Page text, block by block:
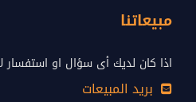
مبيعاتنا
اذا كان لديك أى سؤال او استفسار
بريد المبيعات